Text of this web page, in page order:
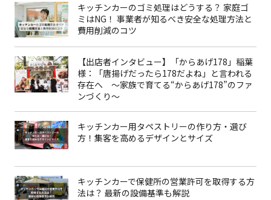
キッチンカーのゴミ処理はどうする？ 家庭ゴ
ミはNG！ 事業者が知るべき安全な処理方法と
費用削減のコツ
【出店者インタビュー】「からあげ178」稲葉
様：「唐揚げだったら178だよね」と言われる
存在へ 〜家族で育てる“からあげ178”のファ
ンづくり〜
キッチンカー用タペストリーの作り方・選び
方！集客を高めるデザインとサイズ
キッチンカーで保健所の営業許可を取得する方
法は？ 最新の設備基準も解説